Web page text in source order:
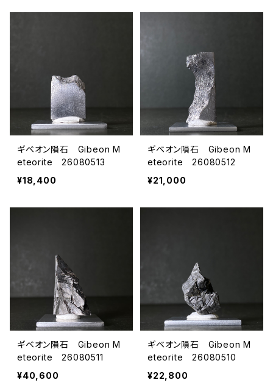
ギベオン隕石 Gibeon M
eteorite 26080513
¥18,400
ギベオン隕石 Gibeon M
eteorite 26080512
¥21,000
ギベオン隕石 Gibeon M
eteorite 26080511
¥40,600
ギベオン隕石 Gibeon M
eteorite 26080510
¥22,800